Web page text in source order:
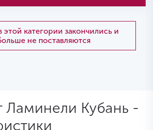
этой категории закончились и
не поставляются
Ламинели Кубань -